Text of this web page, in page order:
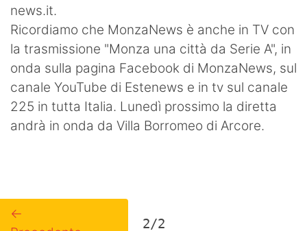
news.it.
Ricordiamo che MonzaNews è anche in TV con
la trasmissione "Monza una città da Serie A", in
onda sulla pagina Facebook di MonzaNews, sul
canale YouTube di Estenews e in tv sul canale
225 in tutta Italia. Lunedì prossimo la diretta
andrà in onda da Villa Borromeo di Arcore.
←
2/2